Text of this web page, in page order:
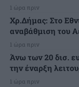
1 ώρα πριν
Χρ.Δήμας: Στο
αναβάθμιση του
1 ώρα πριν
Άνω των 20 δισ.
την έναρξη
1 ώρα πριν